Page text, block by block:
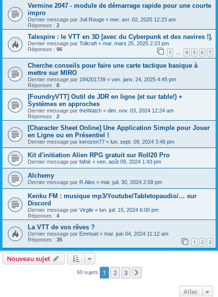
Vermine 2047 - module de démarrage rapide pour une courte
impro
Dernier message par Joli Rouge « mer. avr. 02, 2025 12:23 am
Réponses : 2
Talespire : le VTT en 3D [avec du Cyberpunk et des navires !].
Dernier message par Tolkraft « mar. mars 25, 2025 2:23 pm
Réponses : 96 1 … 4 5 6 7
Cherche conseils pour faire une carte tactique basique à
mettre sur MIRO
Dernier message par 184201739 « ven. janv. 24, 2025 4:45 pm
Réponses : 8
[FoundryVTT] Outil de JDR en ligne (et sur table!) +
Systèmes en approches
Dernier message par theWatch « dim. nov. 03, 2024 12:24 am
Réponses : 2
[Character Sheet Online] Une Application Simple pour Jouer
en Ligne ou en Présentiel !
Dernier message par kerozen77 « lun. sept. 09, 2024 3:46 pm
Kit d'initiation Alien RPG gratuit sur Roll20 Pro
Dernier message par fafnir « ven. août 09, 2024 1:43 pm
Alchemy
Dernier message par R.Alex « mar. juil. 30, 2024 2:58 pm
Kenku FM : musique mp3/Youtube/Tabletopaudio/… sur
Discord
Dernier message par Virgile « lun. juil. 15, 2024 6:00 pm
Réponses : 4
La VTT de vos rêves ?
Dernier message par Emmuel « mar. juin 04, 2024 11:12 am
Réponses : 35 1 2 3
Nouveau sujet
60 sujets 1 2 3
Aller